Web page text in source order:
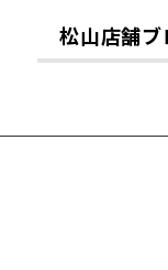
松山店舗ブ